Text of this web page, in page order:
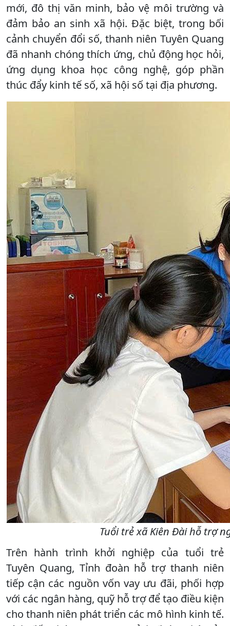
mới, đô thị văn minh, bảo vệ môi trường và
đảm bảo an sinh xã hội. Đặc biệt, trong bối
cảnh chuyển đổi số, thanh niên Tuyên Quang
đã nhanh chóng thích ứng, chủ động học hỏi,
ứng dụng khoa học công nghệ, góp phần
thúc đẩy kinh tế số, xã hội số tại địa phương.
Tuổi trẻ xã Kiên Đài hỗ trợ
Trên hành trình khởi nghiệp của tuổi trẻ
Tuyên Quang, Tỉnh đoàn hỗ trợ thanh niên
tiếp cận các nguồn vốn vay ưu đãi, phối hợp
với các ngân hàng, quỹ hỗ trợ để tạo điều kiện
cho thanh niên phát triển các mô hình kinh tế.